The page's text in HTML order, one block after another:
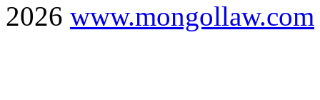
2026 www.mongollaw.com